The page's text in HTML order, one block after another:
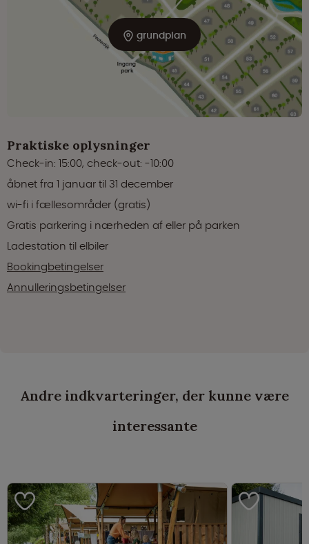
grundplan
Praktiske oplysninger
Check-in: 15:00, check-out: -10:00
åbnet fra 1 januar til 31 december
wi-fi i fællesområder (gratis)
Gratis parkering i nærheden af eller på parken
Ladestation til elbiler
Bookingbetingelser
Annulleringsbetingelser
Andre indkvarteringer, der kunne være
interessante